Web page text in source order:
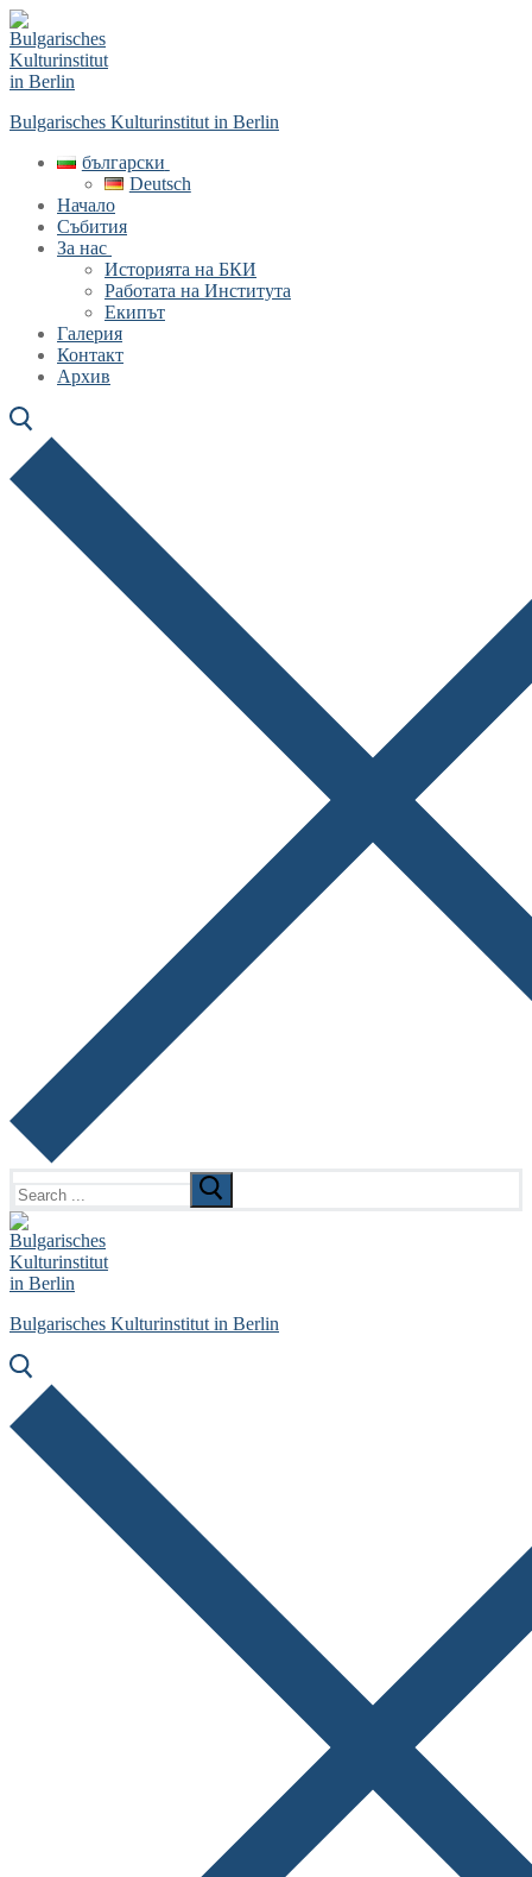
Skip
to
content
Menu
Close
Bulgarisches Kulturinstitut in Berlin
български
Deutsch
Начало
Събития
За нас
Историята на БКИ
Работата на Института
Екипът
Галерия
Контакт
Архив
for:
Bulgarisches Kulturinstitut in Berlin